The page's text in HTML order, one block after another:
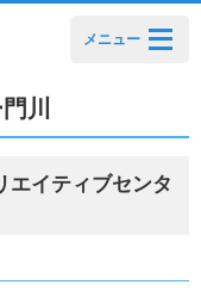
メニュー
川
エイティブセンタ